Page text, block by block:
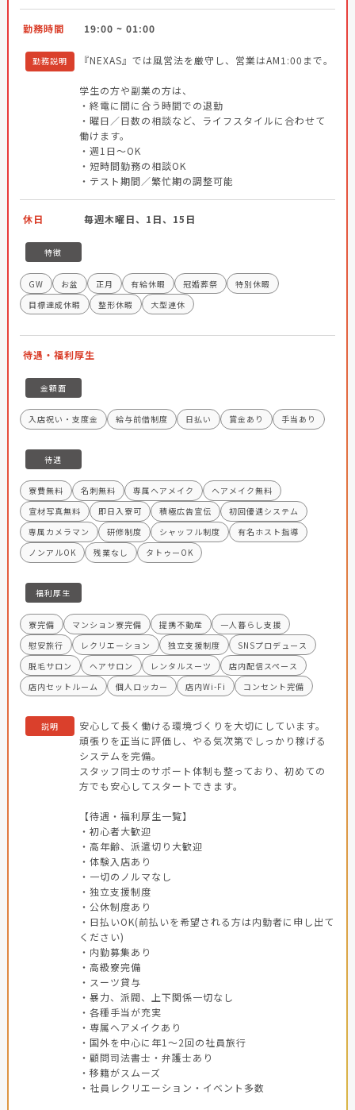
勤務時間 19:00 ~ 01:00
勤務説明 『NEXAS』では風営法を厳守し、営業はAM1:00まで。
学生の方や副業の方は、
・終電に間に合う時間での退勤
・曜日／日数の相談など、ライフスタイルに合わせて
働けます。
・週1日～OK
・短時間勤務の相談OK
・テスト期間／繁忙期の調整可能
休日 毎週木曜日、1日、15日
特徴
GW お盆 正月 有給休暇 冠婚葬祭
特別休暇
目標達成休暇
整形休暇 大型連休
待遇・福利厚生
金額面
入店祝い・支度金 給与前借制度 日払い 賞金あり 手当あり
待遇
寮費無料 名刺無料 専属ヘアメイク
ヘアメイク無料
宣材写真無料
即日入寮可 積極広告宣伝
初回優遇システム
専属カメラマン
研修制度 シャッフル制度
有名ホスト指導
ノンアルOK
残業なし タトゥーOK
福利厚生
寮完備 マンション寮完備 提携不動産
一人暮らし支援
慰安旅行
レクリエーション 独立支援制度
SNSプロデュース
脱毛サロン
ヘアサロン レンタルスーツ
店内配信スペース
店内セットルーム
個人ロッカー 店内Wi-Fi コンセント完備
説明
安心して長く働ける環境づくりを大切にしています。
頑張りを正当に評価し、やる気次第でしっかり稼げる
システムを完備。
スタッフ同士のサポート体制も整っており、初めての
方でも安心してスタートできます。
【待遇・福利厚生一覧】
・初心者大歓迎
・高年齢、派遣切り大歓迎
・体験入店あり
・一切のノルマなし
・独立支援制度
・公休制度あり
・日払いOK(前払いを希望される方は内勤者に申し出て
ください)
・内勤募集あり
・高級寮完備
・スーツ貸与
・暴力、派閥、上下関係一切なし
・各種手当が充実
・専属ヘアメイクあり
・国外を中心に年1～2回の社員旅行
・顧問司法書士・弁護士あり
・移籍がスムーズ
・社員レクリエーション・イベント多数